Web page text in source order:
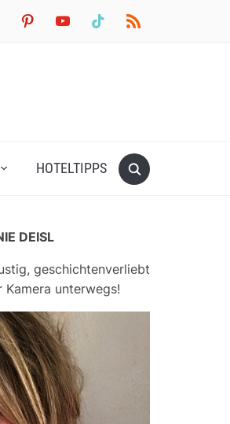
pinterestyoutube tiktok rss
HOTELTIPPS
DEISL
geschichtenverliebt
unterwegs!